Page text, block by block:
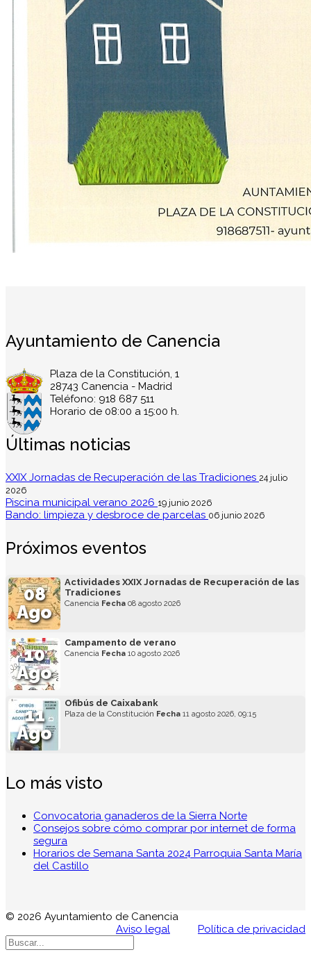
Ayuntamiento de Canencia
Plaza de la Constitución, 1
28743 Canencia - Madrid
Teléfono: 918 687 511
Horario de 08:00 a 15:00 h.
Últimas noticias
XXIX Jornadas de Recuperación de las Tradiciones 24 julio
2026
Piscina municipal verano 2026 19 junio 2026
Bando: limpieza y desbroce de parcelas 06 junio 2026
Próximos eventos
08
Ago
Actividades XXIX Jornadas de Recuperación de las
Tradiciones
Canencia Fecha 08 agosto 2026
10
Ago
Campamento de verano
Canencia Fecha 10 agosto 2026
11
Ago
Ofibús de Caixabank
Plaza de la Constitución Fecha 11 agosto 2026, 09:15
Lo más visto
Convocatoria ganaderos de la Sierra Norte
Consejos sobre cómo comprar por internet de forma
segura
Horarios de Semana Santa 2024 Parroquia Santa María
del Castillo
© 2026 Ayuntamiento de Canencia
Aviso legal
Política de privacidad